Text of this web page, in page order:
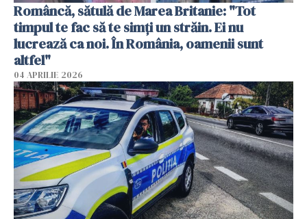
Româncă, sătulă de Marea Britanie: "Tot
timpul te fac să te simți un străin. Ei nu
lucrează ca noi. În România, oamenii sunt
altfel"
04 APRILIE 2026